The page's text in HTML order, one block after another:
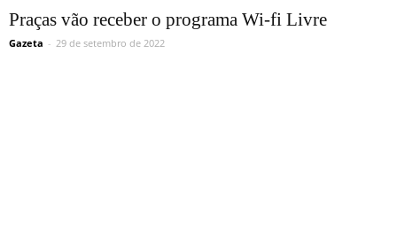
Praças vão receber o programa Wi-fi Livre
Gazeta - 29 de setembro de 2022